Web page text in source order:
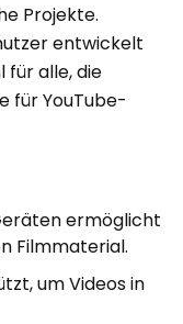
Projekte.
entwickelt
für alle, die
für YouTube-
ermöglicht
Filmmaterial.
um Videos in